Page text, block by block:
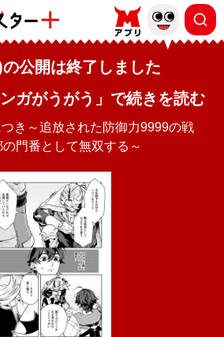
公開は終了しました
ガがうがう」で続きを読む
き～追放された防御力9999の戦
門番として無双する～